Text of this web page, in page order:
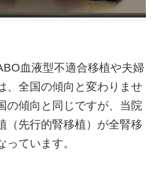
血液型不適合移植や夫婦
、全国の傾向と変わりませ
の傾向と同じですが、当院
（先行的腎移植）が全腎移
ています。